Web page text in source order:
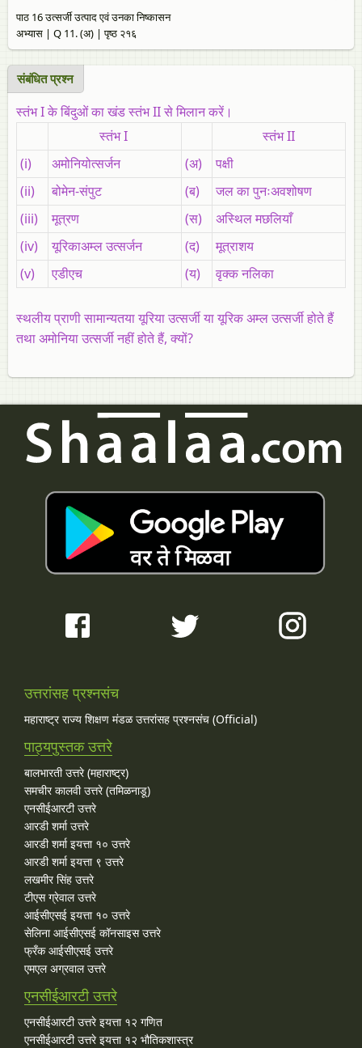
पाठ 16 उत्सर्जी उत्पाद एवं उनका निष्कासन
अभ्यास | Q 11. (अ) | पृष्ठ २१६
संबंधित प्रश्‍न
स्तंभ I के बिंदुओं का खंड स्तंभ II से मिलान करें।
स्तंभ I
स्तंभ II
(i)
अमोनियोत्सर्जन (अ)
पक्षी
(ii)
बोमेन-संपुट (ब)
जल का पुनःअवशोषण
(iii)
मूत्रण (स)
अस्थिल मछलियाँ
(iv)
यूरिकाअम्ल उत्सर्जन (द)
मूत्राशय
(v)
एडीएच (य) वृक्क नलिका
स्थलीय प्राणी सामान्यतया यूरिया उत्सर्जी या यूरिक अम्ल उत्सर्जी होते हैं
तथा अमोनिया उत्सर्जी नहीं होते हैं, क्यों?
उत्तरांसह प्रश्नसंच
महाराष्ट्र राज्य शिक्षण मंडळ उत्तरांसह प्रश्नसंच (Official)
पाठ्यपुस्तक उत्तरे
बालभारती उत्तरे (महाराष्ट्र)
समचीर कालवी उत्तरे (तमिळनाडू)
एनसीईआरटी उत्तरे
आरडी शर्मा उत्तरे
आरडी शर्मा इयत्ता १० उत्तरे
आरडी शर्मा इयत्ता ९ उत्तरे
लखमीर सिंह उत्तरे
टीएस ग्रेवाल उत्तरे
आईसीएसई इयत्ता १० उत्तरे
सेलिना आईसीएसई कॉनसाइस उत्तरे
फ्रँक आईसीएसई उत्तरे
एमएल अग्रवाल उत्तरे
एनसीईआरटी उत्तरे
एनसीईआरटी उत्तरे इयत्ता १२ गणित
एनसीईआरटी उत्तरे इयत्ता १२ भौतिकशास्त्र